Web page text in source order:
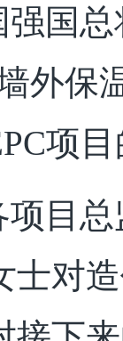
国
外保
项
目
士对